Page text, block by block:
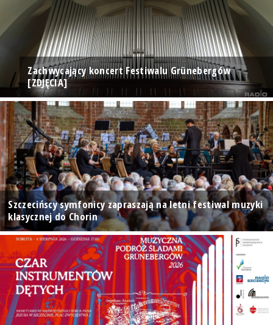
Zachwycający koncert Festiwalu Grünebergów
[ZDJĘCIA]
Szczecińscy symfonicy zapraszają na letni festiwal muzyki
klasycznej do Chorin